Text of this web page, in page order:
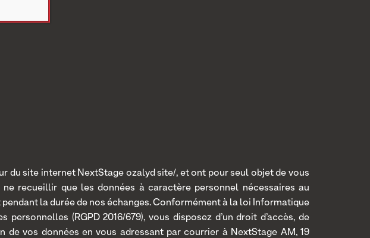
du site internet NextStage ozalyd site/, et ont pour seul objet de vous
recueillir que les données à caractère personnel nécessaires au
la durée de nos échanges. Conformément à la loi Informatique
(RGPD 2016/679), vous disposez d’un droit d’accès, de
vos données en vous adressant par courrier à NextStage AM, 19